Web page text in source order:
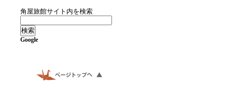
角屋旅館サイト内を検索
Google